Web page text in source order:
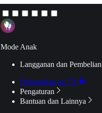
Mode Anak
Langganan dan Pembelian
Hubungkan ke TV
Pengaturan
Bantuan dan Lainnya